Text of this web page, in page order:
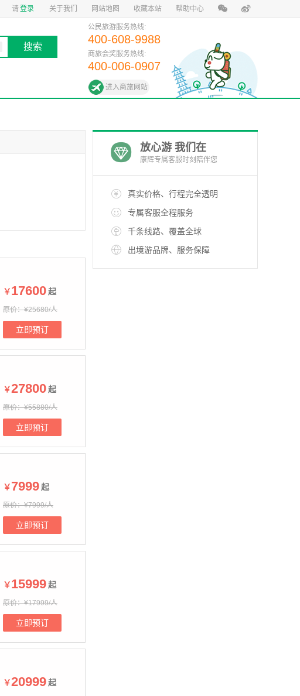
请登录 关于我们 网站地图 收藏本站 帮助中心
搜索
公民旅游服务热线:
400-608-9988
商旅会奖服务热线:
400-006-0907
进入商旅网站
￥17600起
原价：¥25680/人
立即预订
￥27800起
原价：¥55880/人
立即预订
￥7999起
原价：¥7999/人
立即预订
￥15999起
原价：¥17999/人
立即预订
￥20999起
放心游 我们在
康辉专属客服时刻陪伴您
真实价格、行程完全透明
专属客服全程服务
千条线路、覆盖全球
出境游品牌、服务保障